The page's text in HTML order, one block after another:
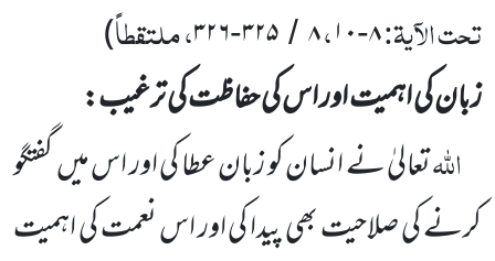
تحت الآیۃ:۸-۱۰،۸ / ۳۲۵-۳۲۶، ملتقطاً)
زبان کی اہمیت اور اس کی حفاظت کی ترغیب:
اللّٰہتعالیٰ نے انسان کو زبان عطا کی اور اس میںگفتگو
کرنےکی صلاحیت بھی پیدا کی اور اس نعمت کی اہمیت